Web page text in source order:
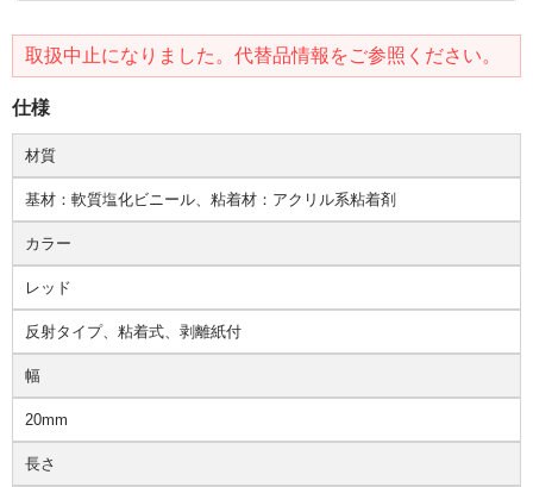
取扱中止になりました。代替品情報をご参照ください。
仕様
材質
基材：軟質塩化ビニール、粘着材：アクリル系粘着剤
カラー
レッド
反射タイプ、粘着式、剥離紙付
幅
20mm
長さ